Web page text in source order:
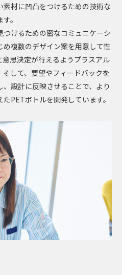
材に凹凸をつけるための技術な
。
けるための密なコミュニケーシ
め複数のデザイン案を用意して性
思決定が行えるようプラスアル
して、要望やフィードバックを
設計に反映させることで、より
PETボトルを開発しています。